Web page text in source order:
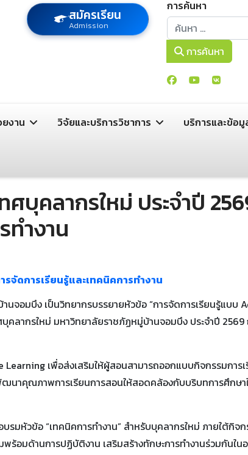
สมัครเรียน
Admission
การค้นหา
การค้นหา
การค้นหา
งาน วิจัยและบริการวิชาการ บริการและข้อมู
บุคลากรใหม่ ประจำปี
ทำงาน
จัดการเรียนรู้และเทคนิคการทำงาน
อมบึง เป็นวิทยากรบรรยายหัวข้อ “การจัดการเรียนรู้แบบ
คลากรใหม่ มหาวิทยาลัยราชภัฏหมู่บ้านจอมบึง ประจำปี
Learning เพื่อส่งเสริมให้ผู้สอนสามารถออกแบบกิจกรรมการ
ฒนาคุณภาพการเรียนการสอนให้สอดคล้องกับบริบทการศึกษา
มหัวข้อ “เทคนิคการทำงาน” สำหรับบุคลากรใหม่ ภายใต้กิจ
อมด้านการปฏิบัติงาน เสริมสร้างทักษะการทำงานร่วมกันใน